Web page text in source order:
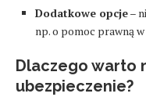
Dodatkowe opcje–
np. o pomoc prawną
Dlaczego warto
ubezpieczenie?